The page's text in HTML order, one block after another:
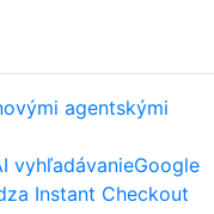
agentskými
vyhľadávanieGoogle